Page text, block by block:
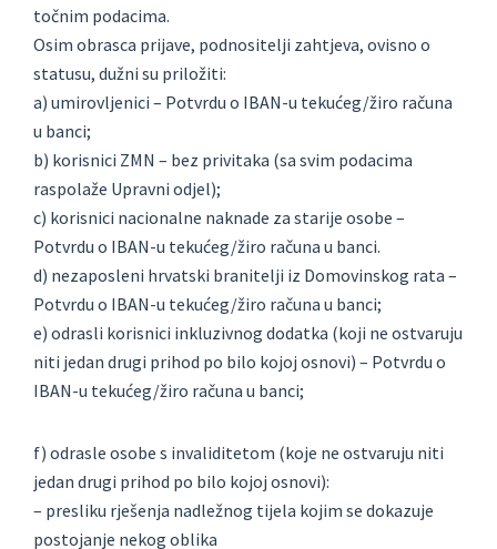
točnim podacima.
Osim obrasca prijave, podnositelji zahtjeva, ovisno o
statusu, dužni su priložiti:
a) umirovljenici – Potvrdu o IBAN-u tekućeg/žiro računa
u banci;
b) korisnici ZMN – bez privitaka (sa svim podacima
raspolaže Upravni odjel);
c) korisnici nacionalne naknade za starije osobe –
Potvrdu o IBAN-u tekućeg/žiro računa u banci.
d) nezaposleni hrvatski branitelji iz Domovinskog rata –
Potvrdu o IBAN-u tekućeg/žiro računa u banci;
e) odrasli korisnici inkluzivnog dodatka (koji ne ostvaruju
niti jedan drugi prihod po bilo kojoj osnovi) – Potvrdu o
IBAN-u tekućeg/žiro računa u banci;
f) odrasle osobe s invaliditetom (koje ne ostvaruju niti
jedan drugi prihod po bilo kojoj osnovi):
– presliku rješenja nadležnog tijela kojim se dokazuje
postojanje nekog oblika